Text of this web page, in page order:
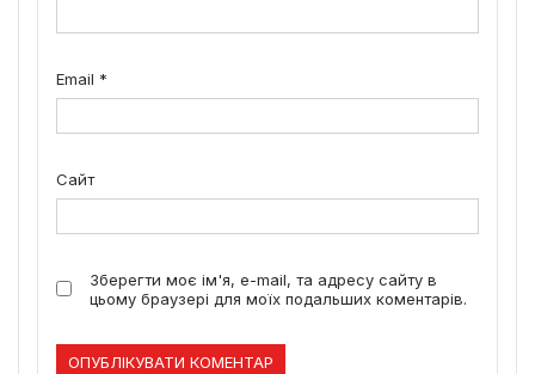
Email *
Сайт
Зберегти моє ім'я, e-mail, та адресу сайту в
цьому браузері для моїх подальших коментарів.